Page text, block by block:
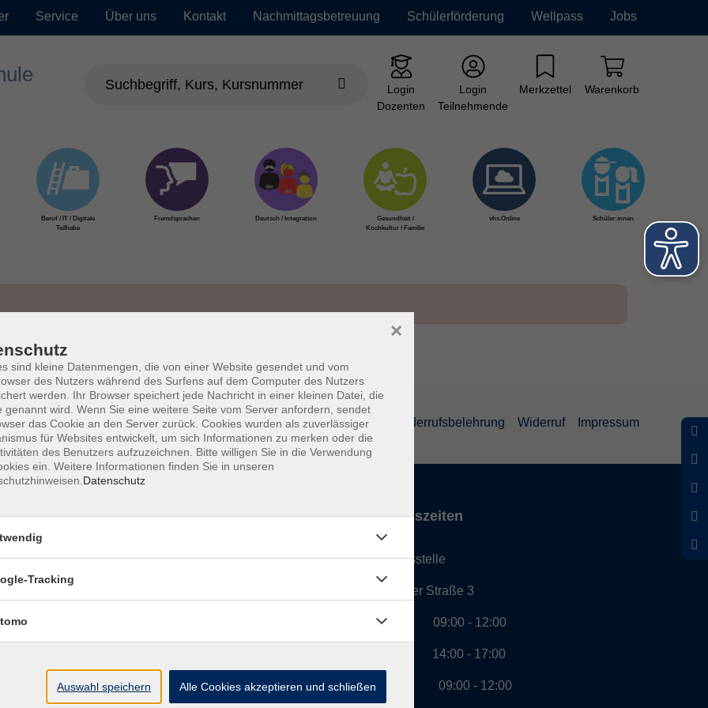
Service Über uns Kontakt Nachmittagsbetreuung Schülerförderung Wellpass Jobs
Login
Dozenten
Login
Teilnehmende
Merkzettel Warenkorb
Beruf / IT / Digitale
Teilhabe
Fremdsprachen Deutsch / Integration
Gesundheit /
Kochkultur / Familie
vhs.Online Schüler:innen
AGB Datenschutzerklärung Barrierefreiheit Widerrufsbelehrung Widerruf Impressum
Volkshochschule Haar e.V.
Geschäftsstelle im Poststadl
Münchener Straße 3
85540 Haar
Öffnungszeiten
Geschäftsstelle
Münchener Straße 3
Montag 09:00 - 12:00
14:00 - 17:00
Dienstag 09:00 - 12:00
sind kleine Datenmengen, die von einer Website gesendet und vom
des Nutzers während des Surfens auf dem Computer des Nutzers
werden. Ihr Browser speichert jede Nachricht in einer kleinen Datei, die
genannt wird. Wenn Sie eine weitere Seite vom Server anfordern, sendet
das Cookie an den Server zurück. Cookies wurden als zuverlässiger
für Websites entwickelt, um sich Informationen zu merken oder die
des Benutzers aufzuzeichnen. Bitte willigen Sie in die Verwendung
ein. Weitere Informationen finden Sie in unseren
Datenschutz
×
Tracking
Auswahl speichern Alle Cookies akzeptieren und schließen